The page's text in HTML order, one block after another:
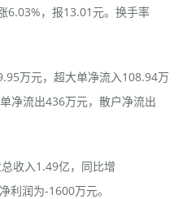
6.03%，报13.01元。换手率
万元，超大单净流入108.94万
净流出436万元，散户净流出
收入1.49亿，同比增
利润为-1600万元。